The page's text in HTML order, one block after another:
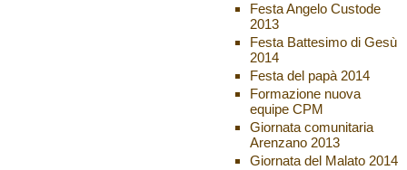
Festa Angelo Custode
2013
Festa Battesimo di Gesù
2014
Festa del papà 2014
Formazione nuova
equipe CPM
Giornata comunitaria
Arenzano 2013
Giornata del Malato 2014